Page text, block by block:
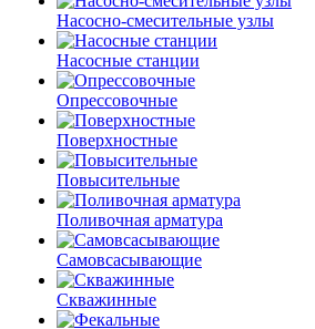
Насосно-смесительные узлы
Насосные станции
Опрессовочные
Поверхностные
Повысительные
Поливочная арматура
Самовсасывающие
Скважинные